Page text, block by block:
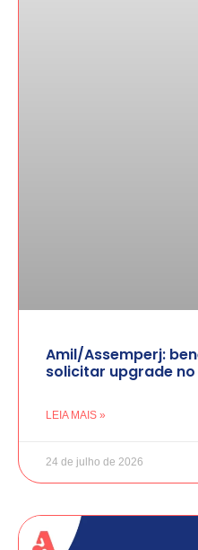
Amil/Assemperj:
solicitar upgrade
LEIA MAIS »
24 de julho de 2026